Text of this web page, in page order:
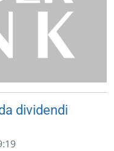
dividendi